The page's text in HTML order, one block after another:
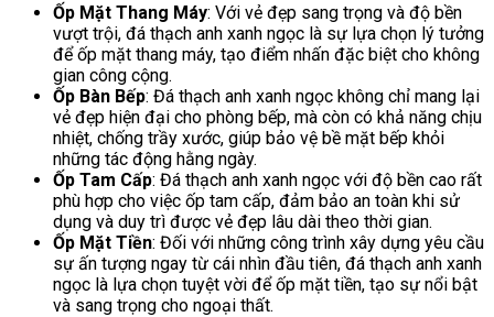
Ốp Mặt Thang Máy: Với vẻ đẹp sang trọng và độ bền
vượt trội, đá thạch anh xanh ngọc là sự lựa chọn lý tưởng
để ốp mặt thang máy, tạo điểm nhấn đặc biệt cho không
gian công cộng.
Ốp Bàn Bếp: Đá thạch anh xanh ngọc không chỉ mang lại
vẻ đẹp hiện đại cho phòng bếp, mà còn có khả năng chịu
nhiệt, chống trầy xước, giúp bảo vệ bề mặt bếp khỏi
những tác động hằng ngày.
Ốp Tam Cấp: Đá thạch anh xanh ngọc với độ bền cao rất
phù hợp cho việc ốp tam cấp, đảm bảo an toàn khi sử
dụng và duy trì được vẻ đẹp lâu dài theo thời gian.
Ốp Mặt Tiền: Đối với những công trình xây dựng yêu cầu
sự ấn tượng ngay từ cái nhìn đầu tiên, đá thạch anh xanh
ngọc là lựa chọn tuyệt vời để ốp mặt tiền, tạo sự nổi bật
và sang trọng cho ngoại thất.